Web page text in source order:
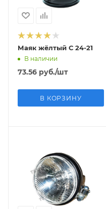
Маяк жёлтый С 24-21
В наличии
73.56 руб./шт
В КОРЗИНУ